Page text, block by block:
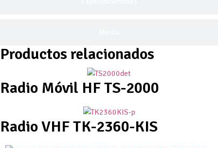
Productos relacionados
Radio Móvil HF TS-2000
Radio VHF TK-2360-KIS